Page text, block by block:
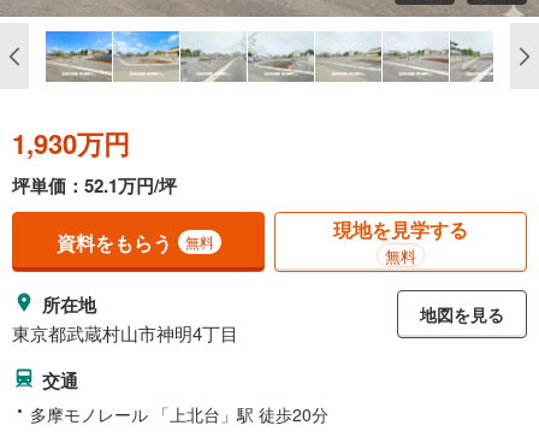
1,930万円
坪単価：52.1万円/坪
資料をもらう 無料 現地を見学する
無料
所在地
東京都武蔵村山市神明4丁目
地図を見る
交通
多摩モノレール 「上北台」駅 徒歩20分